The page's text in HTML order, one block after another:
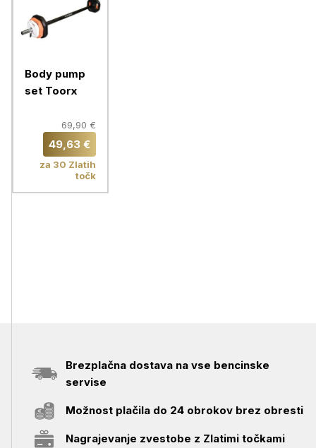
Body pump
set Toorx
69,90 €
49,63 €
za 30 Zlatih
točk
Brezplačna dostava na vse bencinske
servise
Možnost plačila do 24 obrokov brez obresti
Nagrajevanje zvestobe z Zlatimi točkami